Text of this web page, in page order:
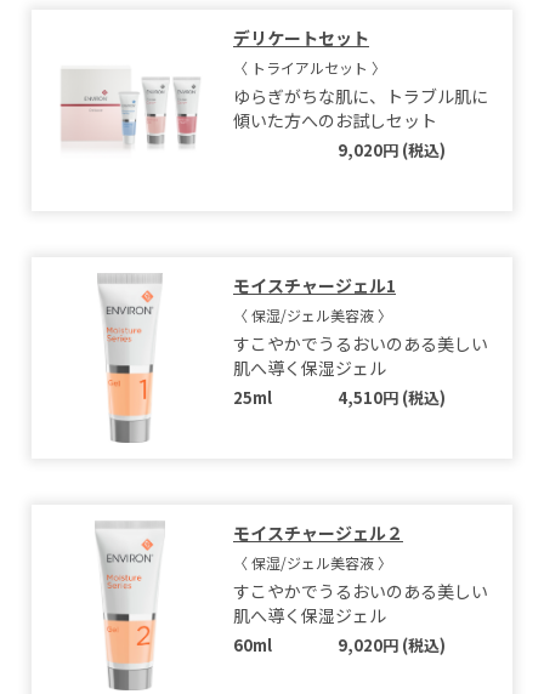
デリケートセット
〈 トライアルセット 〉
ゆらぎがちな肌に、トラブル肌に
傾いた方へのお試しセット
9,020円 (税込)
モイスチャージェル1
〈 保湿/ジェル美容液 〉
すこやかでうるおいのある美しい
肌へ導く保湿ジェル
25ml 4,510円 (税込)
モイスチャージェル２
〈 保湿/ジェル美容液 〉
すこやかでうるおいのある美しい
肌へ導く保湿ジェル
60ml 9,020円 (税込)